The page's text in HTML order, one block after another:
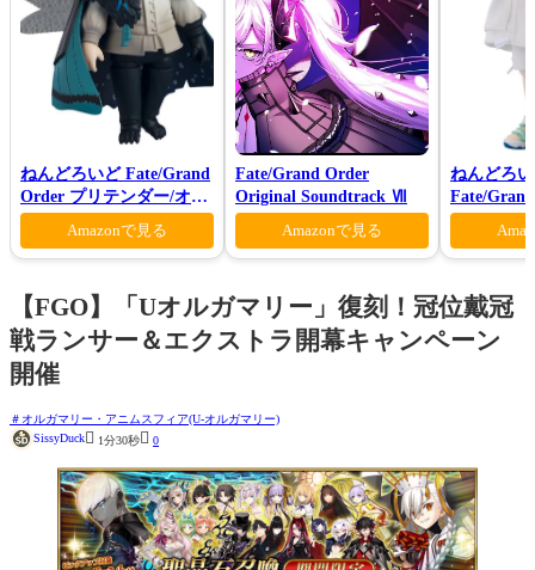
ねんどろいど Fate/Grand
Order プリテンダー/オベ
ロン ヴォーティガーン
Amazonで見る
Fate/Grand Order
Original Soundtrack Ⅶ
Amazonで見る
ねんどろ
Fate/
ンダー/オ
マー・プ
【FGO】「Uオルガマリー」復刻！冠位戴冠
戦ランサー＆エクストラ開幕キャンペーン
開催
オルガマリー・アニムスフィア(U-オルガマリー)
SissyDuck 1分30秒 0